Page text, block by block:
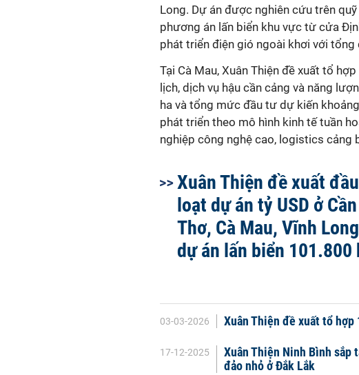
Long. Dự án được nghiên cứu trên
phương án lấn biển khu vực từ cửa
phát triển điện gió ngoài khơi với
Tại Cà Mau, Xuân Thiện đề xuất tổ
lịch, dịch vụ hậu cần cảng và năng
ha và tổng mức đầu tư dự kiến
phát triển theo mô hình kinh tế tuần
nghiệp công nghệ cao, logistics cảng
Xuân Thiện đề xuất
loạt dự án tỷ USD ở Cần
Thơ, Cà Mau, Vĩnh
dự án lấn biển 101.800
03-03-2026 Xuân Thiện đề xuất tổ hợp
17-12-2025
Xuân Thiện Ninh Bình
đảo nhỏ ở Đắk Lắk